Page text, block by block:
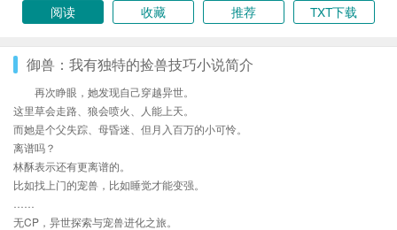
阅读
收藏 推荐 TXT下载
御兽：我有独特的捡兽技巧小说简介
再次睁眼，她发现自己穿越异世。
这里草会走路、狼会喷火、人能上天。
而她是个父失踪、母昏迷、但月入百万的小可怜。
离谱吗？
林酥表示还有更离谱的。
比如找上门的宠兽，比如睡觉才能变强。
无CP，异世探索与宠兽进化之旅。